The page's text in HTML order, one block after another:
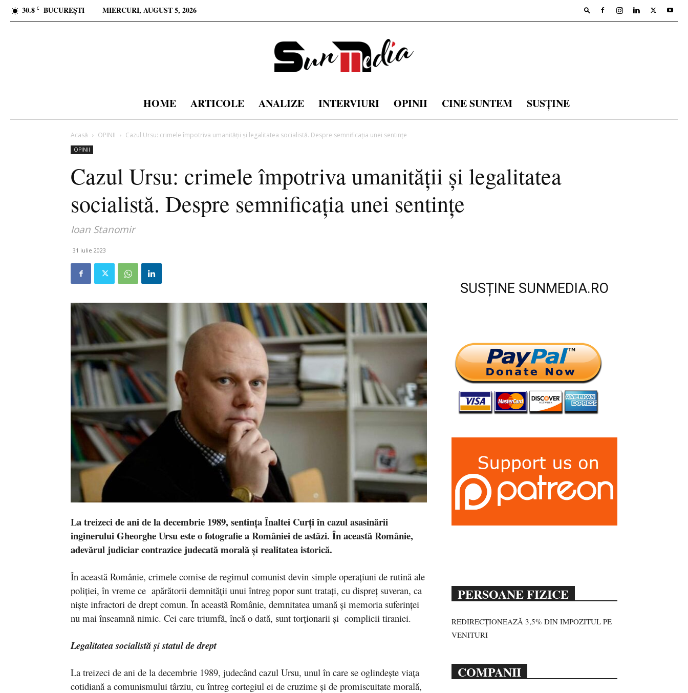
30.8 C BUCUREȘTI MIERCURI, AUGUST 5, 2026
sunmedia.ro
HOME ARTICOLE ANALIZE INTERVIURI OPINII CINE SUNTEM SUSȚINE
Acasă OPINII Cazul Ursu: crimele împotriva umanităţii şi legalitatea socialistă. Despre semnificaţia unei sentinţe
OPINII
Cazul Ursu: crimele împotriva umanităţii şi legalitatea
socialistă. Despre semnificaţia unei sentinţe
Ioan Stanomir
31 iulie 2023
La treizeci de ani de la decembrie 1989, sentinţa Înaltei Curţi în cazul asasinării
inginerului Gheorghe Ursu este o fotografie a României de astăzi. În această Românie,
adevărul judiciar contrazice judecată morală şi realitatea istorică.
În această Românie, crimele comise de regimul comunist devin simple operaţiuni de rutină ale
poliţiei, în vreme ce apărătorii demnităţii unui întreg popor sunt trataţi, cu dispreţ suveran, ca
nişte infractori de drept comun. În această Românie, demnitatea umană şi memoria suferinţei
nu mai înseamnă nimic. Cei care triumfă, încă o dată, sunt torţionarii şi complicii tiraniei.
Legalitatea socialistă şi statul de drept
La treizeci de ani de la decembrie 1989, judecând cazul Ursu, unul în care se oglindeşte viaţa
cotidiană a comunismului târziu, cu întreg cortegiul ei de cruzime şi de promiscuitate morală,
SUSȚINE SUNMEDIA.RO
PERSOANE FIZICE
REDIRECȚIONEAZĂ 3,5% DIN IMPOZITUL PE
VENITURI
COMPANII